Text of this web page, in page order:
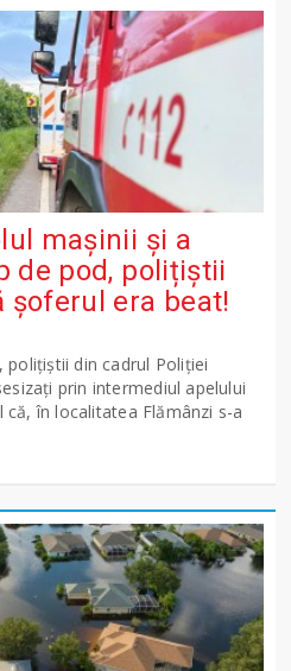
mașinii și a
de pod, polițiștii
șoferul era beat!
polițiștii din cadrul Poliției
prin intermediul apelului
în localitatea Flămânzi s-a